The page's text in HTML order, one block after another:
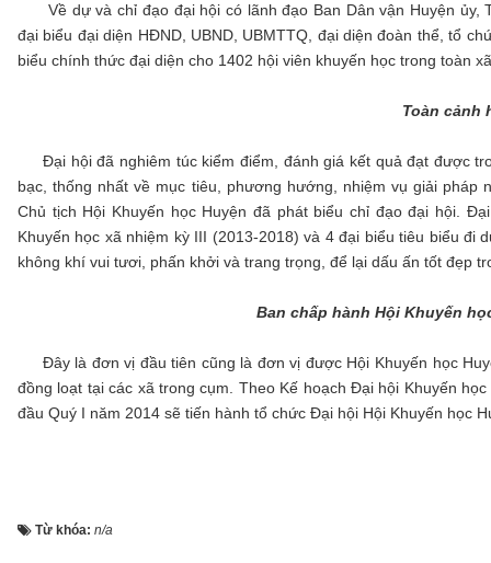
Về dự và chỉ đạo đại hội có lãnh đạo Ban Dân vận Huyện ủy,
đại biểu đại diện HĐND, UBND, UBMTTQ, đại diện đoàn thể, tổ
biểu chính thức đại diện cho 1402 hội viên khuyến học trong toàn
Toàn cảnh
Đại hội đã nghiêm túc kiểm điểm, đánh giá kết quả đạt được
bạc, thống nhất về mục tiêu, phương hướng, nhiệm vụ giải
Chủ tịch Hội Khuyến học Huyện đã phát biểu chỉ đạo đại hội.
Khuyến học xã nhiệm kỳ III (2013-2018) và 4 đại biểu tiêu biểu
không khí vui tươi, phấn khởi và trang trọng, để lại dấu ấn tốt đẹp
Ban chấp hành Hội Khuyến
Đây là đơn vị đầu tiên cũng là đơn vị được Hội Khuyến học
đồng loạt tại các xã trong cụm. Theo Kế hoạch Đại hội Khuyến
đầu Quý I năm 2014 sẽ tiến hành tổ chức Đại hội Hội Khuyến học
Từ khóa: n/a